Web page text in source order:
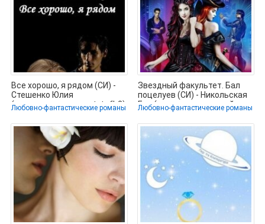
Все хорошо, я рядом (СИ) -
Стешенко Юлия
(электронная книга .txt, .fb2)
Любовно-фантастические романы
Звездный факультет. Бал
поцелуев (СИ) - Никольская
Ева (читать книги онлайн
Любовно-фантастические романы